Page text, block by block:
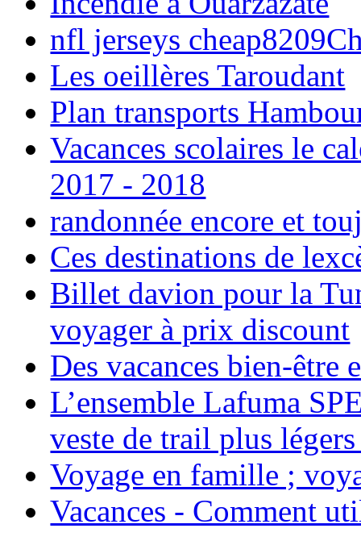
nfl jerseys
Les oeillères Taroudant
Plan transports
Vacances scolaires le
2017 - 2018
randonnée encore et
Ces destinations de
Billet davion pour la
voyager à prix discount
Des vacances bien-être
L’ensemble Lafuma
veste de trail plus
Voyage en famille ;
Vacances - Comment